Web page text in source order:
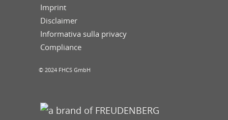
Imprint
Disclaimer
Informativa sulla privacy
Compliance
© 2024 FHCS GmbH